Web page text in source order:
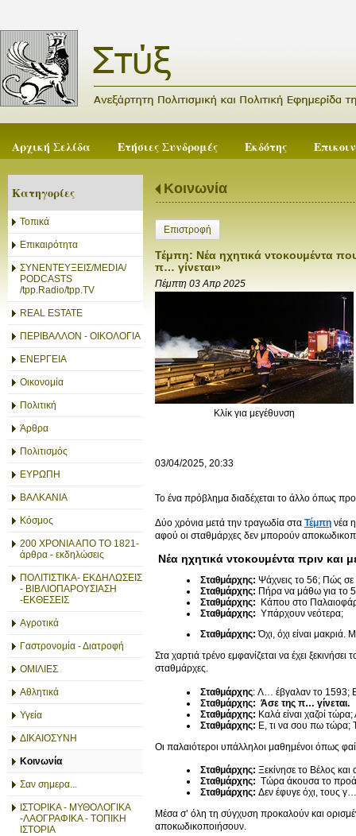
Αρχική Σελίδα Ετήσιες Συνδρομές Εκδότης
Κατηγορίες
Τοπικά
Επικαιρότητα
ΣΥΝΕΝΤΕΥΞΕΙΣ/MEDIA/
PODCASTS
/tpp.Radio/tpp.TV
REAL ESTATE
ΠΕΡΙΒΑΛΛΟΝ - ΟΙΚΟΛΟΓΙΑ
ΕΝΕΡΓΕΙΑ
Οικονομία
Πολιτική
Άρθρα
Πολιτισμός
ΕΥΡΩΠΗ
ΒΑΛΚΑΝΙΑ
Κόσμος
200 ΧΡΟΝΙΑ ΑΠΟ ΤΟ 1821-
άρθρα - εκδηλώσεις
ΠΟΛΙΤΙΣΤΙΚΑ- ΕΚΔΗΛΩΣΕΙΣ
- ΒΙΒΛΙΟΠΑΡΟΥΣΙΑΣΗ
-ΕΚΘΕΣΕΙΣ
Αγροτικά
Γαστρονομία - Διατροφή
ΟΜΙΛΙΕΣ
Αθλητικά
Υγεία
ΔΙΚΑΙΟΣΥΝΗ
Κοινωνία
Σαν σημερα...
ΙΣΤΟΡΙΚΑ - ΜΥΘΟΛΟΓΙΚΑ
-ΛΑΟΓΡΑΦΙΚΑ - ΤΟΠΙΚΗ
ΙΣΤΟΡΙΑ
Κοινωνία
Επιστροφή
Τέμπη: Νέα ηχητικά ντοκουμέντα
π… γίνεται»
Πέμπτη 03 Απρ 2025
Κλίκ για μεγέθυνση
03/04/2025, 20:33
Το ένα πρόβλημα διαδέχεται το άλλο όπως
Δύο χρόνια μετά την τραγωδία στα Τέμπη νέα
αφού οι σταθμάρχες δεν μπορούν
Νέα ηχητικά ντοκουμέντα πριν και
Σταθμάρχης: Ψάχνεις το 56; Πώς σε
Σταθμάρχης: Πήρα να μάθω για το
Σταθμάρχης:
Κάπου στο
Σταθμάρχης: Υπάρχουν νεότερα;
Σταθμάρχης:Όχι, όχι είναι μακριά.
Στα χαρτιά τρένο εμφανίζεται να έχει
σταθμάρχες.
Σταθμάρχης: Λ… έβγαλαν το 1593;
Σταθμάρχης: Άσε της π… γίνεται.
Σταθμάρχης: Καλά είναι χαζοί
Σταθμάρχης: Ε, τι να σου πω τώρα;
Οι παλαιότεροι υπάλληλοι μαθημένοι όπως
Σταθμάρχης: Ξεκίνησε το Βέλος
Σταθμάρχης: Τώρα άκουσα το
Σταθμάρχης: Δεν έφυγε όχι, τους
Μέσα σ’ όλη τη σύγχυση προκαλούν και
αποκωδικοποιήσουν.